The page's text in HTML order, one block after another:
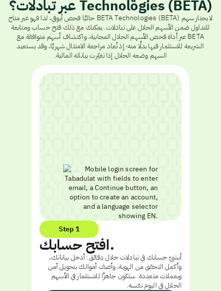
Technologies (BETA) عبر تبادلات؟
لا يجتاز سهم BETA Technologies (BETA) حاليًا فحص أيوفي، لذا فهو غير متاح
للتداول ضمن الأسهم الحلال على تبادلات. يمكنك مع ذلك فتح حساب ومتابعة
BETA عبر أداة فحص الأسهم الحلال المجانية، واكتشاف أسهم متوافقة مع
الشريعة للاستثمار فيها بدلًا منه؛ إذ تُعاد مراجعة الامتثال شهريًا، وقد يستعيد
السهم وضعه الحلال إذا تغيّرت بياناته المالية.
Step 1
افتح حسابك.
أنشئ حسابك في تبادلات خلال دقائق: أدخل بياناتك،
وأكمل التحقق من الهوية، وأضف أموالك بتحويل آمن
وبعملات متعددة. ستكون جاهزًا للاستثمار في الأسهم
الحلال في اليوم نفسه.